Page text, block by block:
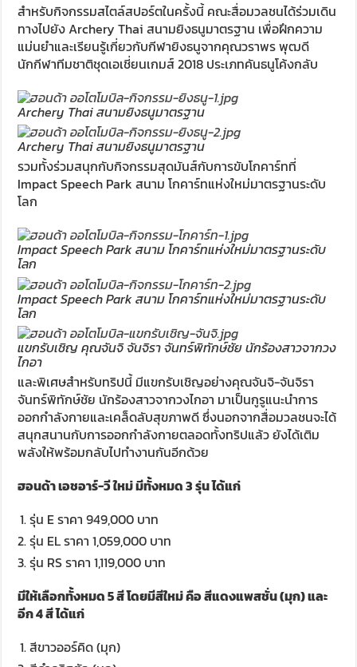
สำหรับกิจกรรมสไตล์สปอร์ตในครั้งนี้ คณะสื่อมวลชนได้ร่วมเดิน
ทางไปยัง Archery Thai สนามยิงธนูมาตรฐาน เพื่อฝึกความ
แม่นยำและเรียนรู้เกี่ยวกับกีฬายิงธนูจากคุณวราพร พุฒดี
นักกีฬาทีมชาติชุดเอเชี่ยนเกมส์ 2018 ประเภทคันธนูโค้งกลับ
Archery Thai สนามยิงธนูมาตรฐาน
Archery Thai สนามยิงธนูมาตรฐาน
รวมทั้งร่วมสนุกกับกิจกรรมสุดมันส์กับการขับโกคาร์ทที่
Impact Speech Park สนาม โกคาร์ทแห่งใหม่มาตรฐานระดับ
โลก
Impact Speech Park สนาม โกคาร์ทแห่งใหม่มาตรฐานระดับ
โลก
Impact Speech Park สนาม โกคาร์ทแห่งใหม่มาตรฐานระดับ
โลก
แขกรับเชิญ คุณจันจิ จันจิรา จันทร์พิทักษ์ชัย นักร้องสาวจากวง
ไกอา
และพิเศษสำหรับทริปนี้ มีแขกรับเชิญอย่างคุณจันจิ-จันจิรา
จันทร์พิทักษ์ชัย นักร้องสาวจากวงไกอา มาเป็นกูรูแนะนำการ
ออกกำลังกายและเคล็ดลับสุขภาพดี ซึ่งนอกจากสื่อมวลชนจะได้
สนุกสนานกับการออกกำลังกายตลอดทั้งทริปแล้ว ยังได้เติม
พลังให้พร้อมกลับไปทำงานกันอีกด้วย
ฮอนด้า เอชอาร์-วี ใหม่ มีทั้งหมด 3 รุ่น ได้แก่
รุ่น E ราคา 949,000 บาท
รุ่น EL ราคา 1,059,000 บาท
รุ่น RS ราคา 1,119,000 บาท
มีให้เลือกทั้งหมด 5 สี โดยมีสีใหม่ คือ สีแดงแพสชั่น (มุก) และ
อีก 4 สี ได้แก่
สีขาวออร์คิด (มุก)